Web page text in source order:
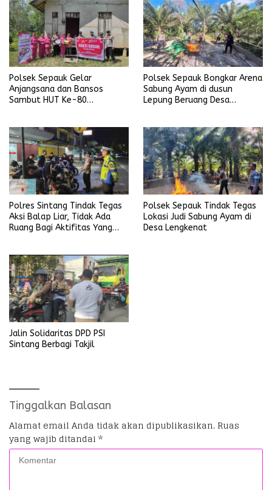
Polsek Sepauk Gelar
Anjangsana dan Bansos
Sambut HUT Ke-80
Polsek Sepauk Bongkar Arena
Sabung Ayam di dusun
Lepung Beruang Desa
Polres Sintang Tindak Tegas
Aksi Balap Liar, Tidak Ada
Ruang Bagi Aktifitas Yang
Polsek Sepauk Tindak Tegas
Lokasi Judi Sabung Ayam di
Desa Lengkenat
Jalin Solidaritas DPD PSI
Sintang Berbagi Takjil
Tinggalkan Balasan
Alamat email Anda tidak akan dipublikasikan. Ruas
yang wajib ditandai *